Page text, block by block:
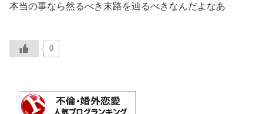
本当の事なら然るべき末路を辿るべきなんだよなあ
0